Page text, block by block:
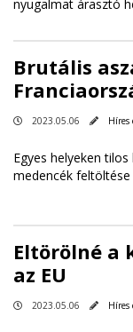
nyugalmat árasztó
Brutális
2023.05.06 Híres
Egyes helyeken
medencék feltöltése
Eltörölné a
az EU
2023.05.06 Híres